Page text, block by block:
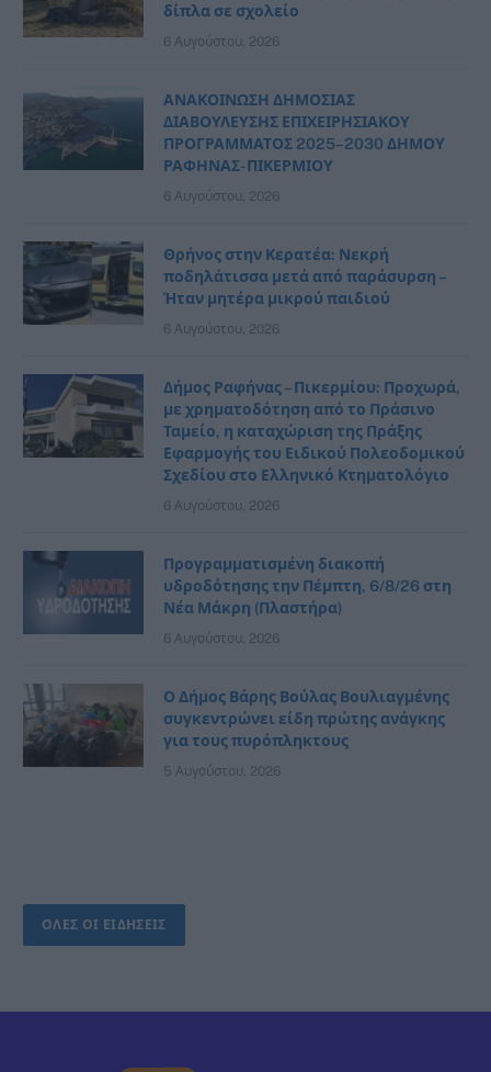
δίπλα σε σχολείο
6 Αυγούστου, 2026
ΑΝΑΚΟΙΝΩΣΗ ΔΗΜΟΣΙΑΣ
ΔΙΑΒΟΥΛΕΥΣΗΣ ΕΠΙΧΕΙΡΗΣΙΑΚΟΥ
ΠΡΟΓΡΑΜΜΑΤΟΣ 2025–2030 ΔΗΜΟΥ
ΡΑΦΗΝΑΣ- ΠΙΚΕΡΜΙΟΥ
6 Αυγούστου, 2026
Θρήνος στην Κερατέα: Νεκρή
ποδηλάτισσα μετά από παράσυρση –
Ήταν μητέρα μικρού παιδιού
6 Αυγούστου, 2026
Δήμος Ραφήνας – Πικερμίου: Προχωρά,
με χρηματοδότηση από το Πράσινο
Ταμείο, η καταχώριση της Πράξης
Εφαρμογής του Ειδικού Πολεοδομικού
Σχεδίου στο Ελληνικό Κτηματολόγιο
6 Αυγούστου, 2026
Προγραμματισμένη διακοπή
υδροδότησης την Πέμπτη, 6/8/26 στη
Νέα Μάκρη (Πλαστήρα)
6 Αυγούστου, 2026
Ο Δήμος Βάρης Βούλας Βουλιαγμένης
συγκεντρώνει είδη πρώτης ανάγκης
για τους πυρόπληκτους
5 Αυγούστου, 2026
ΟΛΕΣ ΟΙ ΕΙΔΗΣΕΙΣ